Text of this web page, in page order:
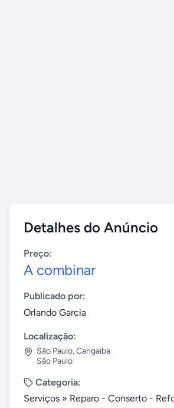
Detalhes do Anúncio
Preço:
A combinar
Publicado por:
Orlando Garcia
Localização:
São Paulo,Cangaiba
São Paulo
Categoria:
Serviços » Reparo - Conserto -